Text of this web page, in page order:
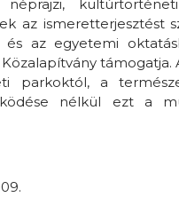
az ismeretterjesztést
és az egyetemi
támogatja.
parkoktól, a
nélkül ezt a